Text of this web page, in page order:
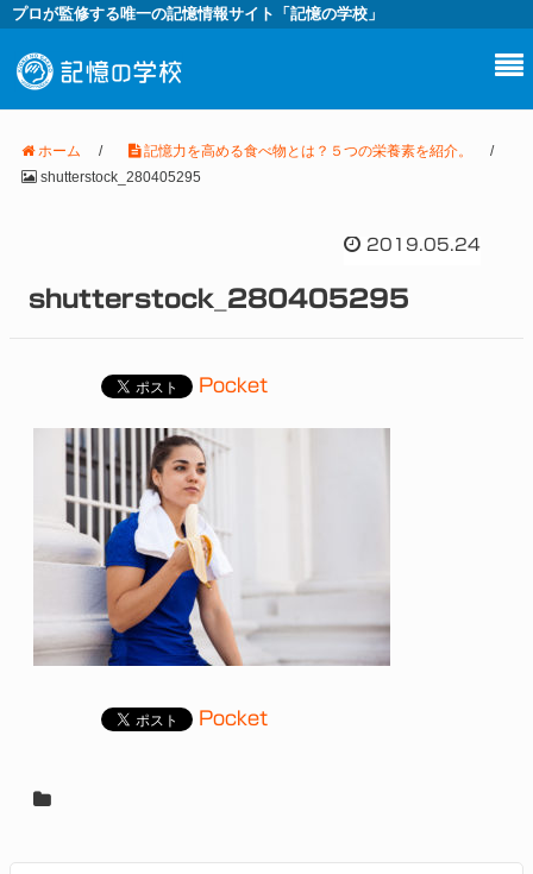
プロが監修する唯一の記憶情報サイト「記憶の学校」
ホーム / 記憶力を高める食べ物とは？５つの栄養素を紹介。
/
shutterstock_280405295
2019.05.24
shutterstock_280405295
Pocket
Pocket